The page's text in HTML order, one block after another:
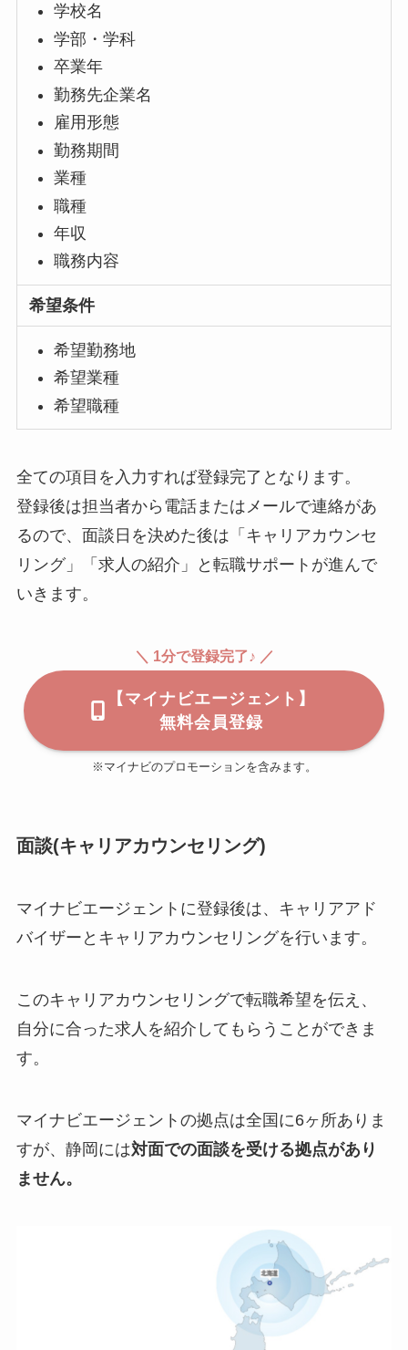
学校名
学部・学科
卒業年
勤務先企業名
雇用形態
勤務期間
業種
職種
年収
職務内容
希望条件
希望勤務地
希望業種
希望職種
全ての項目を入力すれば登録完了となります。
登録後は担当者から電話またはメールで連絡があ
るので、面談日を決めた後は「キャリアカウンセ
リング」「求人の紹介」と転職サポートが進んで
いきます。
＼ 1分で登録完了♪ ／
【マイナビエージェント】
無料会員登録
※マイナビのプロモーションを含みます。
面談(キャリアカウンセリング)
マイナビエージェントに登録後は、キャリアアド
バイザーとキャリアカウンセリングを行います。
このキャリアカウンセリングで転職希望を伝え、
自分に合った求人を紹介してもらうことができま
す。
マイナビエージェントの拠点は全国に6ヶ所ありま
すが、静岡には対面での面談を受ける拠点があり
ません。